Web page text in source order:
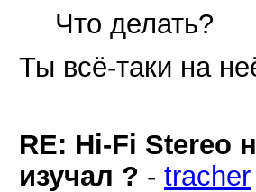
Что делать?
Ты всё-таки на
RE: Hi-Fi Stereo
изучал ? - tracher